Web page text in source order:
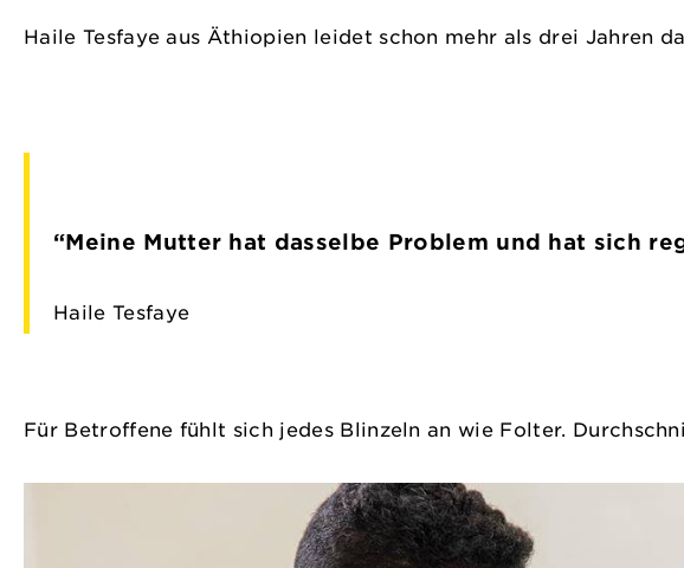
Haile Tesfaye aus Äthiopien leidet schon mehr als drei Jahren
“Meine Mutter hat dasselbe Problem und hat sich
Haile Tesfaye
Für Betroffene fühlt sich jedes Blinzeln an wie Folter.